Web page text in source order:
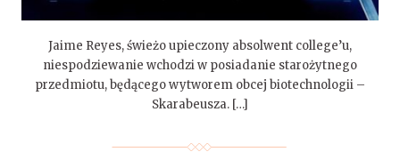
Jaime Reyes, świeżo upieczony absolwent college’u,
niespodziewanie wchodzi w posiadanie starożytnego
przedmiotu, będącego wytworem obcej biotechnologii –
Skarabeusza. […]